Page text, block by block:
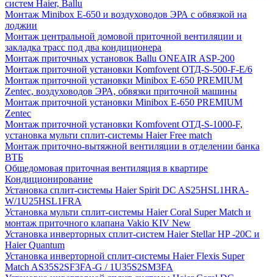
систем Haier, Ballu
Монтаж Minibox E-650 и воздуховодов ЭРА с обвязкой на
лоджии
Монтаж центральной домовой приточной вентиляции и
закладка трасс под два кондиционера
Монтаж приточных установок Ballu ONEAIR ASP-200
Монтаж приточной установки Komfovent ОТД-S-500-F-E/6
Монтаж приточной установки Minibox E-650 PREMIUM
Zentec, воздуховодов ЭРА, обвязки приточной машины
Монтаж приточной установки Minibox E-650 PREMIUM
Zentec
Монтаж приточной установки Komfovent ОТД-S-1000-F,
установка мульти сплит-системы Haier Free match
Монтаж приточно-вытяжной вентиляции в отделении банка
ВТБ
Общедомовая приточная вентиляция в квартире
Кондиционирование
Установка сплит-системы Haier Spirit DC AS25HSL1HRA-
W/1U25HSL1FRA
Установка мульти сплит-системы Haier Coral Super Match и
монтаж приточного клапана Vakio KIV New
Установка инверторных сплит-систем Haier Stellar HP -20С и
Haier Quantum
Установка инверторной сплит-системы Haier Flexis Super
Match AS35S2SF3FA-G / 1U35S2SM3FA